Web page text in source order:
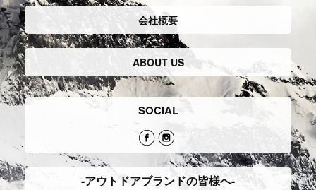
会社概要
ABOUT US
SOCIAL
-アウトドアブランドの皆様へ-